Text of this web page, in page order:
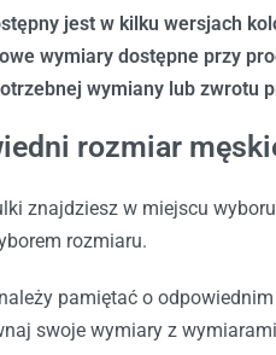
jest w kilku wersjach
wymiary dostępne przy
wymiany lub zwrotu
rozmiar
znajdziesz w miejscu
rozmiaru.
pamiętać o
swoje wymiary z